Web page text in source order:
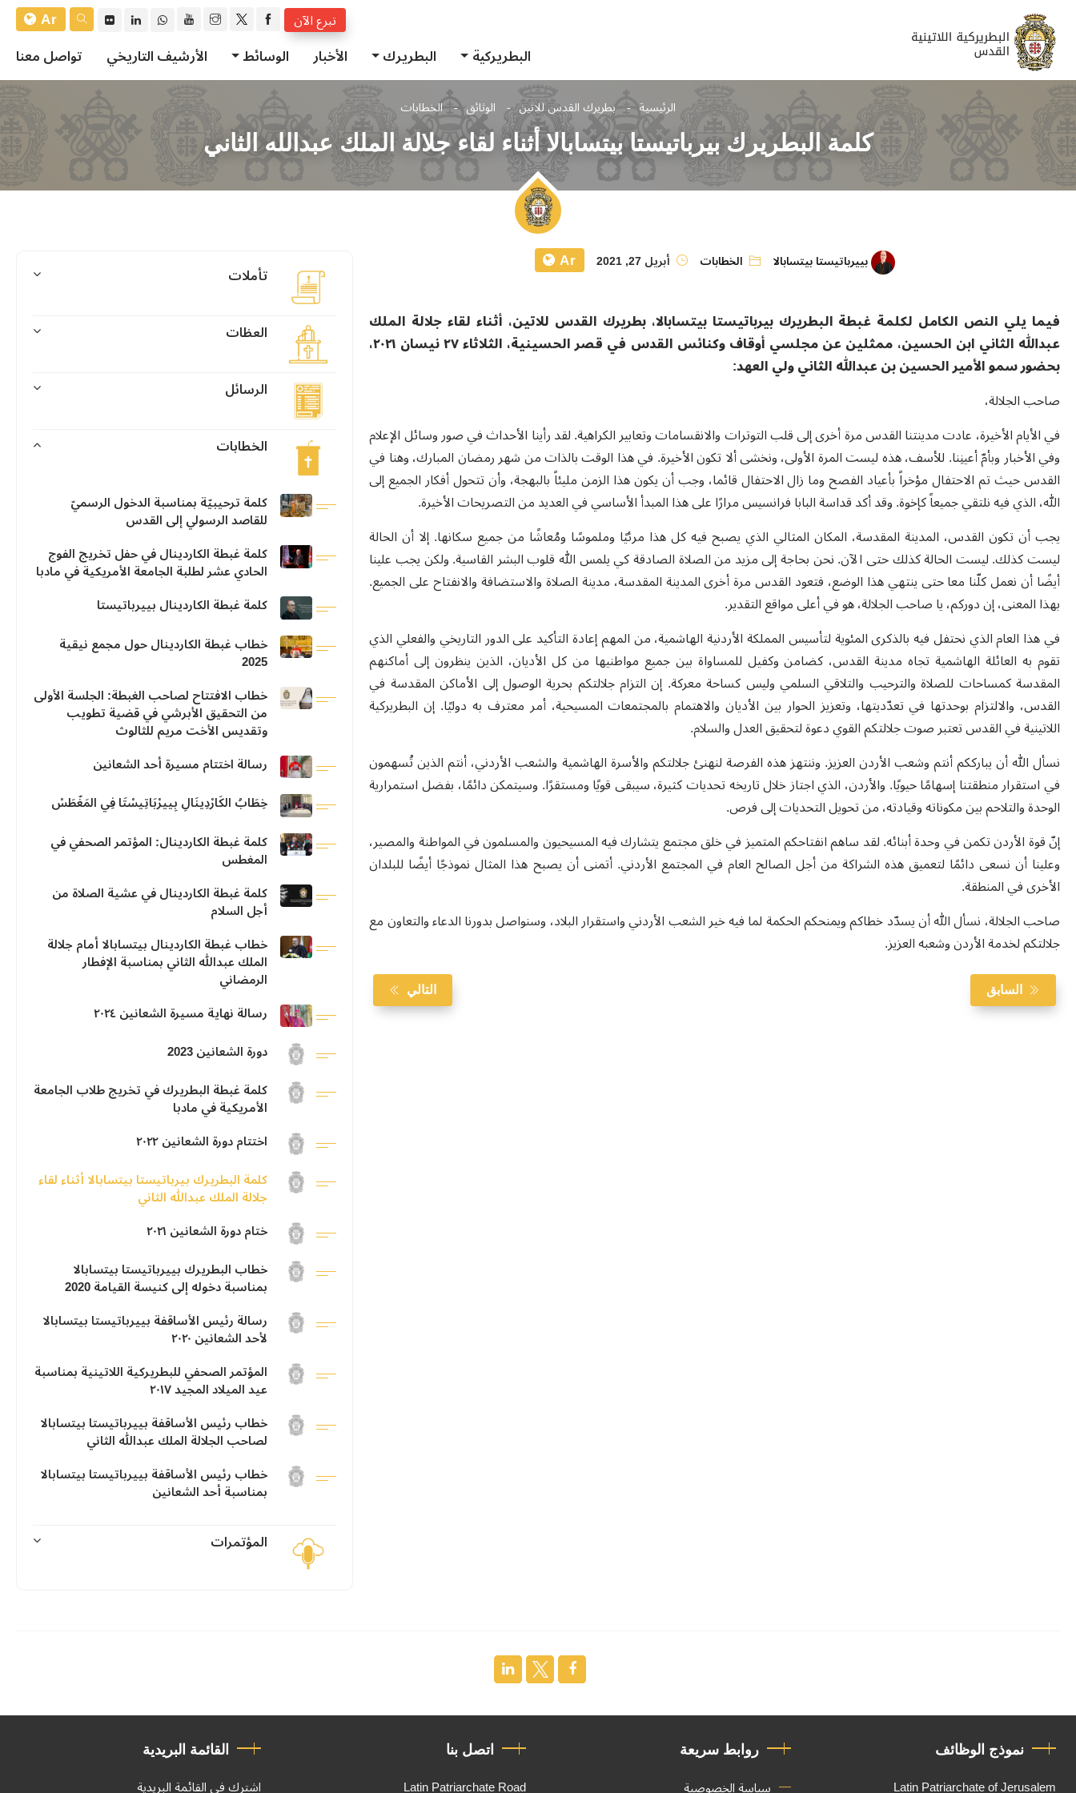
تبرع الآن
Ar
البطريركية
البطريرك الأخبار الوسائط الأرشيف التاريخي تواصل معنا
الرئيسية بطريرك القدس للاتين الوثائق الخطابات
كلمة البطريرك بيرباتيستا بيتسابالا أثناء لقاء جلالة الملك عبدالله الثاني
بييرباتيستا بيتسابالا الخطابات أبريل 27, 2021 Ar
فيما يلي النص الكامل لكلمة غبطة البطريرك بيرباتيستا بيتسابالا، بطريرك القدس للاتين، أثناء لقاء جلالة الملك
عبدالله الثاني ابن الحسين، ممثلين عن مجلسي أوقاف وكنائس القدس في قصر الحسينية، الثلاثاء ٢٧ نيسان ٢٠٢١،
بحضور سمو الأمير الحسين بن عبدالله الثاني ولي العهد:
صاحب الجلالة،
في الأيام الأخيرة، عادت مدينتنا القدس مرة أخرى إلى قلب التوترات والانقسامات وتعابير الكراهية. لقد رأينا الأحداث في صور وسائل الإعلام
وفي الأخبار وبأمّ أعينِنا. للأسف، هذه ليست المرة الأولى، ونخشى ألا تكون الأخيرة. في هذا الوقت بالذات من شهر رمضان المبارك، وهنا في
القدس حيث تم الاحتفال مؤخراً بأعياد الفصح وما زال الاحتفال قائما، وجب أن يكون هذا الزمن مليئاً بالبهجة، وأن تتحول أفكار الجميع إلى
الله، الذي فيه نلتقي جميعاً كإخوة. وقد أكد قداسة البابا فرانسيس مرارًا على هذا المبدأ الأساسي في العديد من التصريحات الأخيرة.
يجب أن تكون القدس، المدينة المقدسة، المكان المثالي الذي يصبح فيه كل هذا مرئيًا وملموسًا ومُعاشًا من جميع سكانها. إلا أن الحالة
ليست كذلك. ليست الحالة كذلك حتى الآن. نحن بحاجة إلى مزيد من الصلاة الصادقة كي يلمس الله قلوب البشر القاسية. ولكن يجب علينا
أيضًا أن نعمل كلّنا معا حتى ينتهي هذا الوضع، فتعود القدس مرة أخرى المدينة المقدسة، مدينة الصلاة والاستضافة والانفتاح على الجميع.
بهذا المعنى، إن دوركم، يا صاحب الجلالة، هو في أعلى مواقع التقدير.
في هذا العام الذي نحتفل فيه بالذكرى المئوية لتأسيس المملكة الأردنية الهاشمية، من المهم إعادة التأكيد على الدور التاريخي والفعلي الذي
تقوم به العائلة الهاشمية تجاه مدينة القدس، كضامن وكفيل للمساواة بين جميع مواطنيها من كل الأديان، الذين ينظرون إلى أماكنهم
المقدسة كمساحات للصلاة والترحيب والتلاقي السلمي وليس كساحة معركة. إن التزام جلالتكم بحرية الوصول إلى الأماكن المقدسة في
القدس، والالتزام بوحدتها في تعدّديتها، وتعزيز الحوار بين الأديان والاهتمام بالمجتمعات المسيحية، أمر معترف به دوليًا. إن البطريركية
اللاتينية في القدس تعتبر صوت جلالتكم القوي دعوة لتحقيق العدل والسلام.
نسأل الله أن يبارككم أنتم وشعب الأردن العزيز. وننتهز هذه الفرصة لنهنئ جلالتكم والأسرة الهاشمية والشعب الأردني، أنتم الذين تُسهمون
في استقرار منطقتنا إسهامًا حيويًا. والأردن، الذي اجتاز خلال تاريخه تحديات كثيرة، سيبقى قويًا ومستقرًا. وسيتمكن دائمًا، بفضل استمرارية
الوحدة والتلاحم بين مكوناته وقيادته، من تحويل التحديات إلى فرص.
إنّ قوة الأردن تكمن في وحدة أبنائه. لقد ساهم انفتاحكم المتميز في خلق مجتمع يتشارك فيه المسيحيون والمسلمون في المواطنة والمصير،
وعلينا أن نسعى دائمًا لتعميق هذه الشراكة من أجل الصالح العام في المجتمع الأردني. أتمنى أن يصبح هذا المثال نموذجًا أيضًا للبلدان
الأخرى في المنطقة.
صاحب الجلالة، نسأل الله أن يسدّد خطاكم ويمنحكم الحكمة لما فيه خير الشعب الأردني واستقرار البلاد، وسنواصل بدورنا الدعاء والتعاون مع
جلالتكم لخدمة الأردن وشعبه العزيز.
السابق التالي
تأملات
العظات
الرسائل
الخطابات
كلمة ترحيبيّة بمناسبة الدخول الرسميّ
للقاصد الرسولي إلى القدس
كلمة غبطة الكاردينال في حفل تخريج الفوج
الحادي عشر لطلبة الجامعة الأمريكية في مادبا
كلمة غبطة الكاردينال بييرباتيستا
خطاب غبطة الكاردينال حول مجمع نيقية
2025
خطاب الافتتاح لصاحب الغبطة: الجلسة الأولى
من التحقيق الأبرشي في قضية تطويب
وتقديس الأخت مريم للثالوث
رسالة اختتام مسيرة أحد الشعانين
خِطَابُ الكَارْدِينَالِ بِييرْبَاتِيسْتَا فِي المَغّطَسْ
كلمة غبطة الكاردينال: المؤتمر الصحفي في
المغطس
كلمة غبطة الكاردينال في عشية الصلاة من
أجل السلام
خطاب غبطة الكاردينال بيتسابالا أمام جلالة
الملك عبدالله الثاني بمناسبة الإفطار
الرمضاني
رسالة نهاية مسيرة الشعانين ٢٠٢٤
دورة الشعانين 2023
كلمة غبطة البطريرك في تخريج طلاب الجامعة
الأمريكية في مادبا
اختتام دورة الشعانين ٢٠٢٢
كلمة البطريرك بيرباتيستا بيتسابالا أثناء لقاء
جلالة الملك عبدالله الثاني
ختام دورة الشعانين ٢٠٢١
خطاب البطريرك بييرباتيستا بيتسابالا
بمناسبة دخوله إلى كنيسة القيامة 2020
رسالة رئيس الأساقفة بييرباتيستا بيتسابالا
لأحد الشعانين ٢٠٢٠
المؤتمر الصحفي للبطريركية اللاتينية بمناسبة
عيد الميلاد المجيد ٢٠١٧
خطاب رئيس الأساقفة بييرباتيستا بيتسابالا
لصاحب الجلالة الملك عبدالله الثاني
خطاب رئيس الأساقفة بييرباتيستا بيتسابالا
بمناسبة أحد الشعانين
المؤتمرات
نموذج الوظائف
Latin Patriarchate of Jerusalem
روابط سريعة
سياسة الخصوصية
اتصل بنا
Latin Patriarchate Road
القائمة البريدية
اشترك في القائمة البريدية